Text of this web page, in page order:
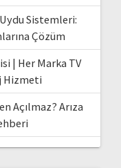
Sistemleri:
Çözüm
| Her Marka TV
Hizmeti
Açılmaz? Arıza